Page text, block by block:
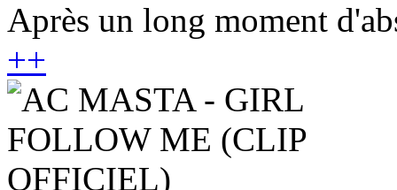
Après un long moment
++